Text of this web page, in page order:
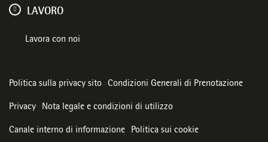
LAVORO
Lavora con noi
Politica sulla privacy sito Condizioni Generali di Prenotazione
Privacy Nota legale e condizioni di utilizzo
Canale interno di informazione Politica sui cookie